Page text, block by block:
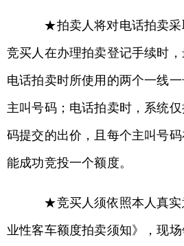
★拍卖人将对电话拍卖采
竞买人在办理拍卖登记手续时
电话拍卖时所使用的两个一线
主叫号码；电话拍卖时，系统
码提交的出价，且每个主叫号
能成功竞投一个额度。
★竞买人须依照本人真实
业性客车额度拍卖须知》，现